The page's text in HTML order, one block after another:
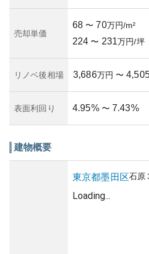
一般的にこうしたマンションは管
有リスクは賃貸物件の動向や住宅
般的な要因がありますが、立地条
売却単価
68 〜 70万円/m²
224 〜 231万円/坪
リノベ後相場 3,686万円 〜
表面利回り 4.95% 〜 7.43%
建物概要
東京都墨田区石原
Loading...